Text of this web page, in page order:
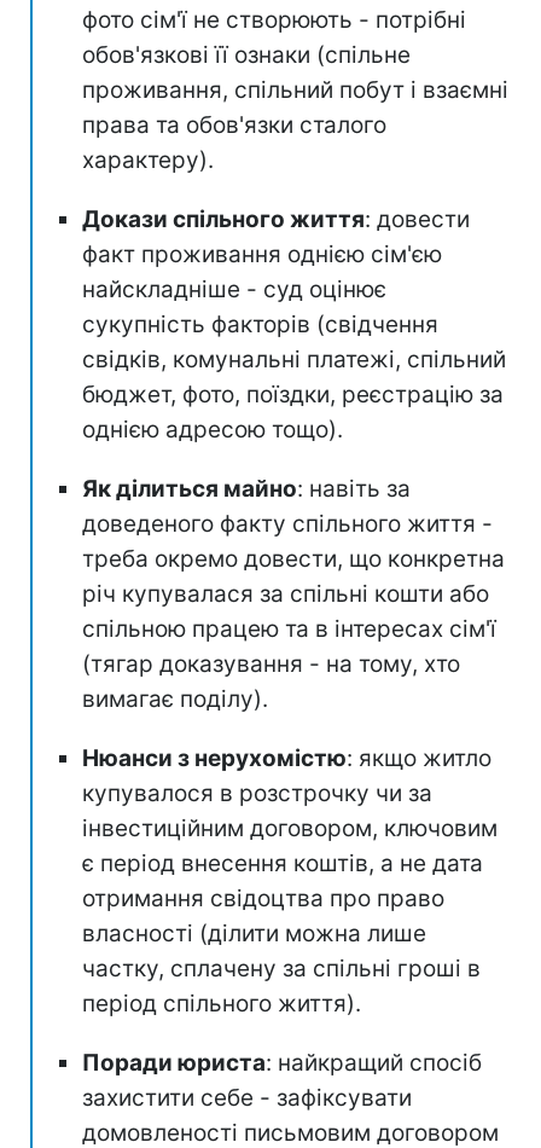
фото сім'ї не створюють - потрібні
обов'язкові її ознаки (спільне
проживання, спільний побут і взаємні
права та обов'язки сталого
характеру).
Докази спільного життя: довести
факт проживання однією сім'єю
найскладніше - суд оцінює
сукупність факторів (свідчення
свідків, комунальні платежі, спільний
бюджет, фото, поїздки, реєстрацію за
однією адресою тощо).
Як ділиться майно: навіть за
доведеного факту спільного життя -
треба окремо довести, що конкретна
річ купувалася за спільні кошти або
спільною працею та в інтересах сім'ї
(тягар доказування - на тому, хто
вимагає поділу).
Нюанси з нерухомістю: якщо житло
купувалося в розстрочку чи за
інвестиційним договором, ключовим
є період внесення коштів, а не дата
отримання свідоцтва про право
власності (ділити можна лише
частку, сплачену за спільні гроші в
період спільного життя).
Поради юриста: найкращий спосіб
захистити себе - зафіксувати
домовленості письмовим договором